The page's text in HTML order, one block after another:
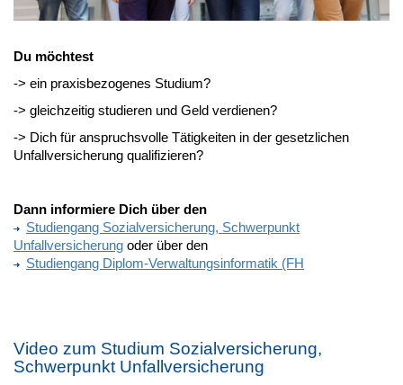
Du möchtest
-> ein praxisbezogenes Studium?
-> gleichzeitig studieren und Geld verdienen?
-> Dich für anspruchsvolle Tätigkeiten in der gesetzlichen
Unfallversicherung qualifizieren?
Dann informiere Dich über den
Studiengang Sozialversicherung, Schwerpunkt
Unfallversicherung oder über den
Studiengang Diplom-Verwaltungsinformatik (FH
Video zum Studium Sozialversicherung,
Schwerpunkt Unfallversicherung